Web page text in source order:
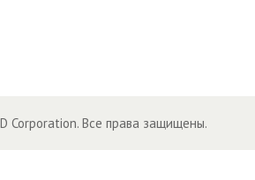
Corporation. Все права защищены.